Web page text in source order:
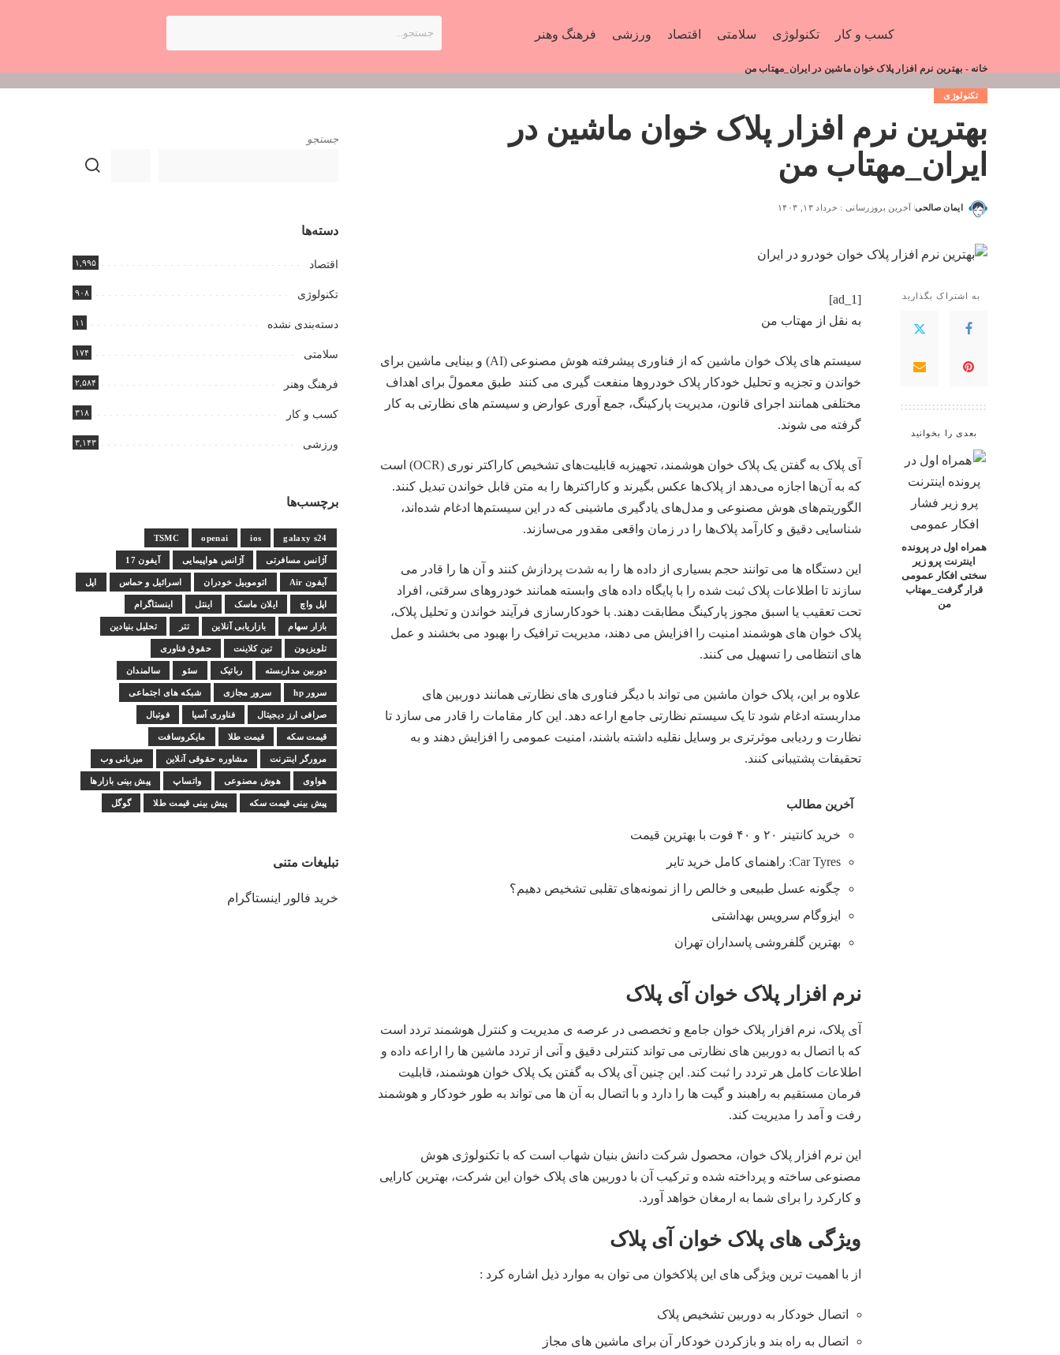
کسب و کار تکنولوژی سلامتی اقتصاد ورزشی فرهنگ وهنر
خانه - بهترین نرم افزار پلاک خوان ماشین در ایران_مهتاب من
تکنولوژی
بهترین نرم افزار پلاک خوان ماشین در
ایران_مهتاب من
ایمان صالحی آخرین بروزرسانی : خرداد ۱۳, ۱۴۰۳
به اشتراک بگذارید
بعدی را بخوانید
همراه اول در پرونده
اینترنت پرو زیر
سختی افکار عمومی
قرار گرفت_مهتاب
من
[ad_1]
به نقل از مهتاب من
سیستم های پلاک خوان ماشین که از فناوری
پیشرفته هوش مصنوعی (AI) و بینایی ماشین برای
خواندن و تجزیه و تحلیل خودکار پلاک خودروها منفعت گیری می کنند طبق معمولً برای اهداف
مختلفی همانند اجرای قانون، مدیریت پارکینگ، جمع آوری عوارض و سیستم های نظارتی به کار
گرفته می شوند.
آی پلاک به گفتن یک پلاک خوان‌
هوشمند، تجهیزبه قابلیت‌های تشخیص کاراکتر نوری (OCR) است
که به آن‌ها اجازه می‌دهد از پلاک‌ها عکس بگیرند و کاراکترها را به متن قابل خواندن تبدیل کنند.
الگوریتم‌های هوش مصنوعی و مدل‌های یادگیری ماشینی که در این سیستم‌ها ادغام شده‌اند،
شناسایی دقیق و کارآمد پلاک‌ها را در زمان واقعی مقدور می‌سازند.
این دستگاه ها می توانند حجم بسیاری از داده ها را به شدت پردازش کنند و آن ها را قادر می
سازند تا اطلاعات پلاک ثبت شده را با پایگاه داده های وابسته همانند خودروهای سرقتی، افراد
تحت تعقیب یا اسبق مجوز پارکینگ مطابقت دهند. با خودکارسازی فرآیند خواندن و تحلیل پلاک،
پلاک خوان های هوشمند امنیت را افزایش می دهند، مدیریت ترافیک را بهبود می بخشند و عمل
های انتظامی را تسهیل می کنند.
علاوه بر این، پلاک خوان ماشین می تواند با دیگر فناوری های نظارتی همانند دوربین های
مداربسته ادغام شود تا یک سیستم نظارتی جامع اراعه دهد. این کار مقامات را قادر می سازد تا
نظارت و ردیابی موثرتری بر وسایل نقلیه داشته باشند، امنیت عمومی را افزایش دهند و به
تحقیقات پشتیبانی کنند.
آخرین مطالب
خرید کانتینر ۲۰ و ۴۰ فوت با بهترین قیمت
Car Tyres: راهنمای کامل خرید تایر
چگونه عسل طبیعی و خالص را از نمونه‌های تقلبی تشخیص دهیم؟
ایزوگام سرویس بهداشتی
بهترین گلفروشی پاسداران تهران
نرم افزار پلاک خوان آی پلاک
آی پلاک، نرم افزار پلاک خوان جامع و تخصصی در عرصه ی مدیریت و کنترل هوشمند تردد است
که با اتصال به دوربین های نظارتی می تواند کنترلی دقیق و آنی از تردد ماشین ها را اراعه داده و
اطلاعات کامل هر تردد را ثبت کند. این چنین آی پلاک به گفتن یک پلاک خوان هوشمند، قابلیت
فرمان مستقیم به راهبند و گیت ها را دارد و با اتصال به آن ها می تواند به طور خودکار و هوشمند
رفت و آمد را مدیریت کند.
این نرم افزار پلاک خوان، محصول شرکت دانش بنیان شهاب است که با تکنولوژی هوش
مصنوعی ساخته و پرداخته شده و ترکیب آن با دوربین های پلاک خوان این شرکت، بهترین کارایی
و کارکرد را برای شما به ارمغان خواهد آورد.
ویژگی های پلاک خوان آی پلاک
از با اهمیت ترین ویژگی های این پلاکخوان می توان به موارد ذیل اشاره کرد :
اتصال خودکار به دوربین تشخیص پلاک
اتصال به راه بند و بازکردن خودکار آن برای ماشین های مجاز
جستجو
دسته‌ها
اقتصاد ۱,۹۹۵
تکنولوژی ۹۰۸
دسته‌بندی نشده ۱۱
سلامتی ۱۷۴
فرهنگ وهنر ۲,۵۸۴
کسب و کار ۳۱۸
ورزشی ۳,۱۴۳
برچسب‌ها
galaxy s24
ios
openai
TSMC
آژانس مسافرتی آژانس هواپیمایی آیفون 17
آیفون Air اتوموبیل خودران اسرائیل و حماس اپل
اپل واچ ایلان ماسک اینتل اینستاگرام
بازار سهام بازاریابی آنلاین تتر تحلیل بنیادین
تلویزیون تین کلاینت حقوق فناوری
دوربین مداربسته رباتیک سئو سالمندان
سرور hp سرور مجازی شبکه های اجتماعی
صرافی ارز دیجیتال فناوری آسیا فوتبال
قیمت سکه قیمت طلا مایکروسافت
مرورگر اینترنت مشاوره حقوقی آنلاین میزبانی وب
هواوی هوش مصنوعی واتساپ پیش بینی بازارها
پیش بینی قیمت سکه پیش بینی قیمت طلا گوگل
تبلیغات متنی
خرید فالور اینستاگرام